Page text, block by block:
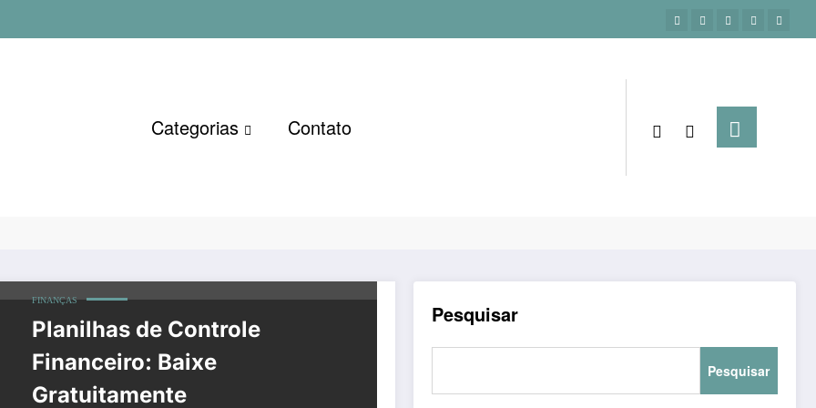
Categorias Contato
grátis
FINANÇAS
Planilhas de Controle
Financeiro: Baixe
Gratuitamente
Pesquisar
Pesquisar